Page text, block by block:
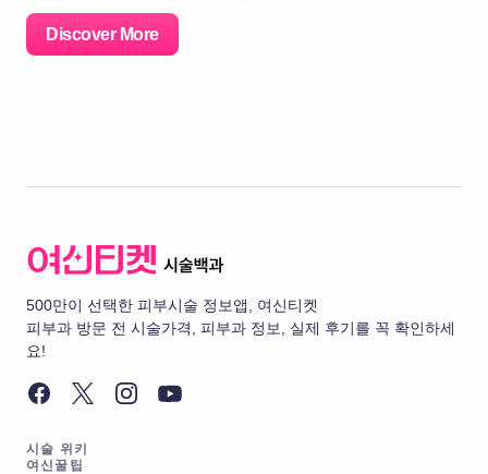
Discover More
500만이 선택한 피부시술 정보앱, 여신티켓
피부과 방문 전 시술가격, 피부과 정보, 실제 후기를 꼭 확인하세
요!
시술 위키
여신꿀팁